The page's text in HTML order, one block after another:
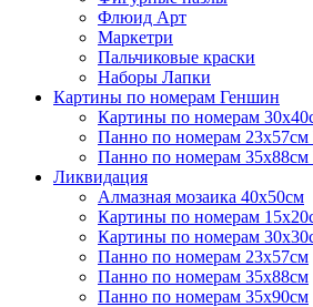
Флюид Арт
Маркетри
Пальчиковые краски
Наборы Лапки
Картины по номерам Геншин
Картины по номерам
Панно по номерам
Панно по номерам
Ликвидация
Алмазная мозаика 40х50см
Картины по номерам
Картины по номерам
Панно по номерам 23х57см
Панно по номерам 35х88см
Панно по номерам 35х90см